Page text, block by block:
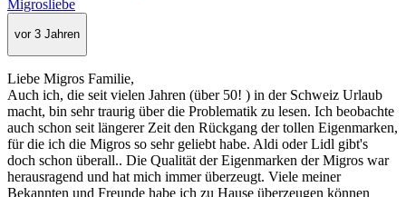
Migrosliebe
vor 3 Jahren
Liebe Migros Familie,
Auch ich, die seit vielen Jahren (über 50! ) in der Schweiz Urlaub
macht, bin sehr traurig über die Problematik zu lesen. Ich beobachte
auch schon seit längerer Zeit den Rückgang der tollen Eigenmarken,
für die ich die Migros so sehr geliebt habe. Aldi oder Lidl gibt's
doch schon überall.. Die Qualität der Eigenmarken der Migros war
herausragend und hat mich immer überzeugt. Viele meiner
Bekannten und Freunde habe ich zu Hause überzeugen können